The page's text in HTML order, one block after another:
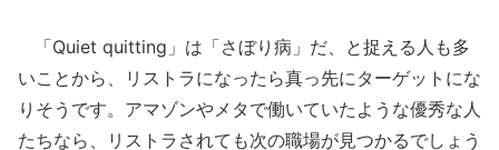
「Quiet quitting」は「さぼり病」だ、と捉える人も多
いことから、リストラになったら真っ先にターゲットにな
りそうです。アマゾンやメタで働いていたような優秀な人
たちなら、リストラされても次の職場が見つかるでしょう